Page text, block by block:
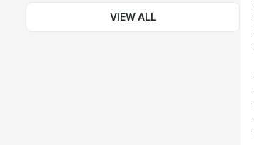
VIEW ALL